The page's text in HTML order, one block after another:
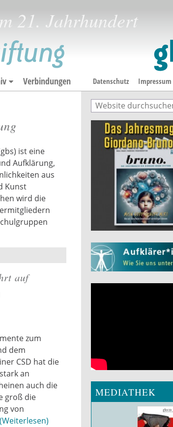
21. Jahrhundert
Verbindungen Datenschutz Impressum
ist eine
Aufklärung,
aus
Kunst
wird die
auf
zum
dem
CSD hat die
an
auch die
groß die
von
Weiterlesen
Suchformular
Suche
MEDIATHEK